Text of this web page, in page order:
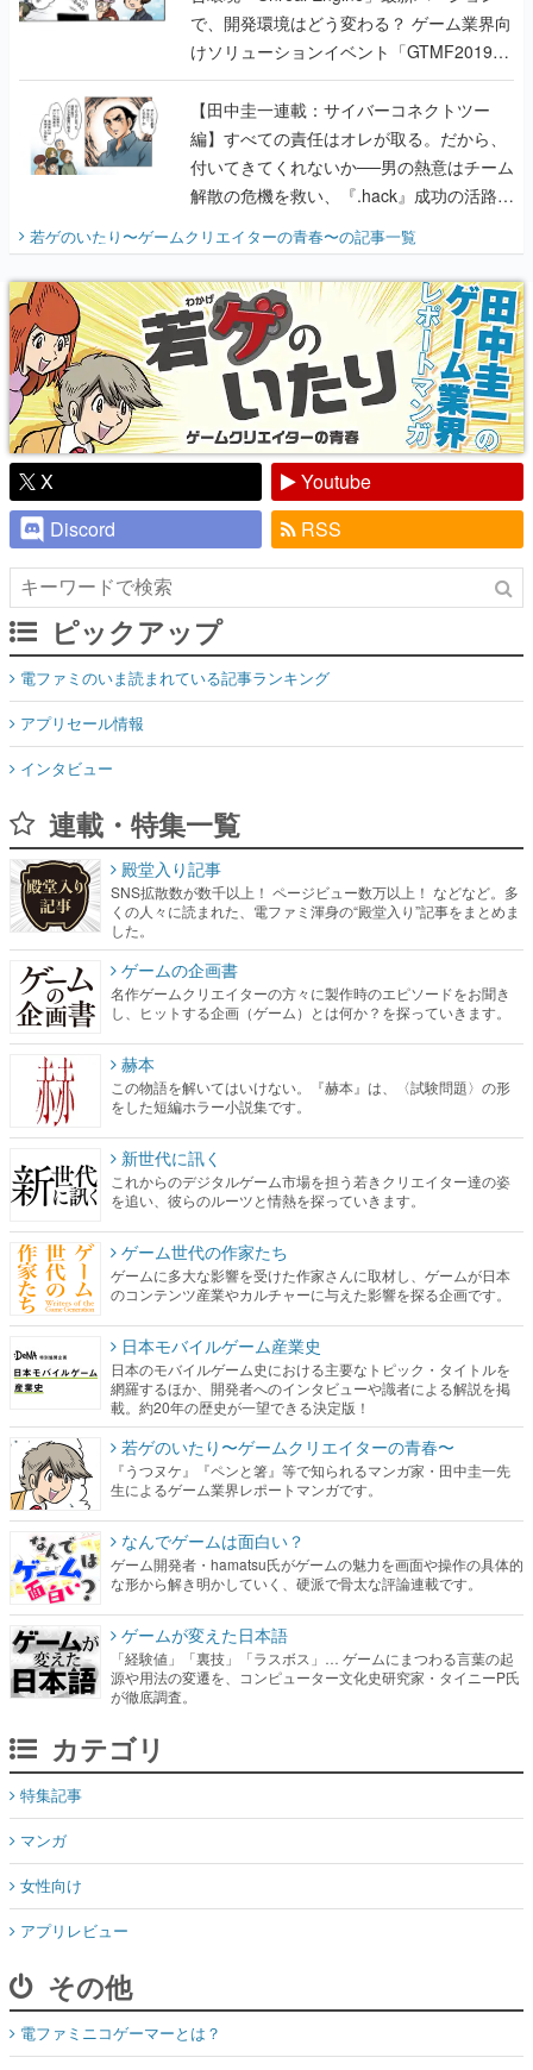
で、開発環境はどう変わる？ ゲーム業界向
けソリューションイベント「GTMF2019」
に行って、より理解を深めよう【PR】
【田中圭一連載：サイバーコネクトツー
編】すべての責任はオレが取る。だから、
付いてきてくれないか──男の熱意はチーム
解散の危機を救い、『.hack』成功の活路を
開く。業界の快男児・松山 洋に流れる血は
『少年ジャンプ』色だった【若ゲのいた
り】
若ゲのいたり〜ゲームクリエイターの青春〜の記事一覧
X
Youtube
Discord
RSS
ピックアップ
電ファミのいま読まれている記事ランキング
アプリセール情報
インタビュー
連載・特集一覧
殿堂入り記事
SNS拡散数が数千以上！ ページビュー数万以上！ などなど。多
くの人々に読まれた、電ファミ渾身の“殿堂入り”記事をまとめま
した。
ゲームの企画書
名作ゲームクリエイターの方々に製作時のエピソードをお聞き
し、ヒットする企画（ゲーム）とは何か？を探っていきます。
赫本
この物語を解いてはいけない。『赫本』は、〈試験問題〉の形
をした短編ホラー小説集です。
新世代に訊く
これからのデジタルゲーム市場を担う若きクリエイター達の姿
を追い、彼らのルーツと情熱を探っていきます。
ゲーム世代の作家たち
ゲームに多大な影響を受けた作家さんに取材し、ゲームが日本
のコンテンツ産業やカルチャーに与えた影響を探る企画です。
日本モバイルゲーム産業史
日本のモバイルゲーム史における主要なトピック・タイトルを
網羅するほか、開発者へのインタビューや識者による解説を掲
載。約20年の歴史が一望できる決定版！
若ゲのいたり〜ゲームクリエイターの青春〜
『うつヌケ』『ペンと箸』等で知られるマンガ家・田中圭一先
生によるゲーム業界レポートマンガです。
なんでゲームは面白い？
ゲーム開発者・hamatsu氏がゲームの魅力を画面や操作の具体的
な形から解き明かしていく、硬派で骨太な評論連載です。
ゲームが変えた日本語
「経験値」「裏技」「ラスボス」… ゲームにまつわる言葉の起
源や用法の変遷を、コンピューター文化史研究家・タイニーP氏
が徹底調査。
カテゴリ
特集記事
マンガ
女性向け
アプリレビュー
その他
電ファミニコゲーマーとは？